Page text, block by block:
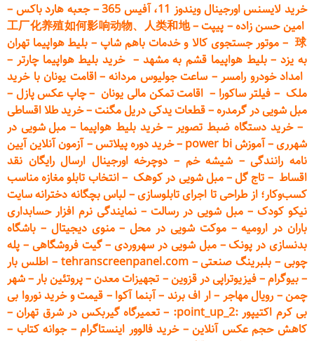
خرید لایسنس اورجینال ویندوز 11، آفیس 365
–جعبه هارد باکس –
امین حسن زاده– پیپت–
工厂化养殖如何影响动物、人类和地
球
– موتور جستجوی کالا و خدمات باهم شاپ– بلیط هواپیما تهران
به یزد–بلیط هواپیما قشم به مشهد –خرید بلیط هواپیما چارتر –
امداد خودرو رامسر– ساعت جولیوس مردانه–اقامت یونان با خرید
ملک – فیلتر ساکورا – اقامت تمکن مالی یونان –چاپ عکس پازل –
مبل شویی در گرمدره–قطعاتیدکی دریل مگنت–خرید طلا اقساطی
–خرید دستگاه ضبط تصویر–خرید بلیط هواپیما –مبل شویی در
شهرری–آموزش power bi –خرید دورهپیلاتس–آزمون آنلاین آیین
نامه رانندگی– شیشه خم – دوچرخه اورجینال ارسال رایگان نقد
اقساط – تاج گل–مبل شویی در کوهک–انتخاب تابلو مغازه مناسب
کسب‌وکار؛ از طراحی تا اجرای تابلوسازی– لباس بچگانه دخترانه سایت
نیکو کودک – مبل شویی در رسالت – نمایندگی نرم افزار حسابداری
باران در ارومیه–موکت شویی در محل–منوی دیجیتال – باشگاه
بدنسازی در پونک–مبل شویی در سهروردی–گیت فروشگاهی – پله
چوبی – بلبرینگ صنعتی–
tehranscreenpanel.com
–اطلس بار
–بیوگرام–فیزیوتراپی در قزوین– تجهیزات معدن–پروتئین بار–شهر
چمن– رویال مهاجر –ار اف برند –آبنما آکوا – قیمت و خرید نوروا بی
بی کرم اکتیپور :point_up_2:
– تعمیرگاه گیربکس در شرق تهران–
کاهش حجم عکس آنلاین–خرید فالوور اینستاگرام–جوانه کتاب –